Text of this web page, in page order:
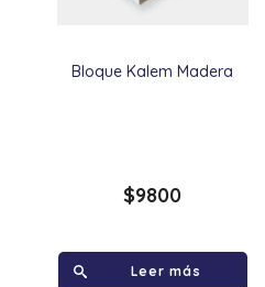
Bloque Kalem Madera
$9800
Leer más